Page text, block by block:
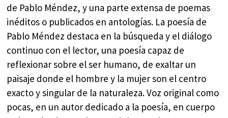
de Pablo Méndez, y una parte extensa de poemas
inéditos o publicados en antologías. La poesía de
Pablo Méndez destaca en la búsqueda y el diálogo
continuo con el lector, una poesía capaz de
reflexionar sobre el ser humano, de exaltar un
paisaje donde el hombre y la mujer son el centro
exacto y singular de la naturaleza. Voz original como
pocas, en un autor dedicado a la poesía, en cuerpo